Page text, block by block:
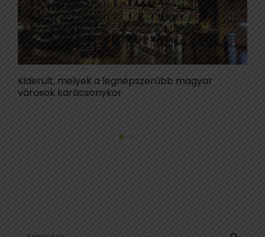
Kiderült, melyek a legnépszerűbb magyar
városok karácsonykor